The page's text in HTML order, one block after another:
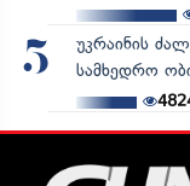
5
უკრაინის
სამხედრო